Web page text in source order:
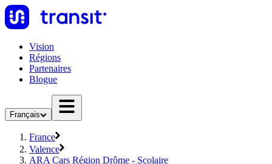
Vision
Régions
Partenaires
Blogue
Français
France
Valence
ARA Cars Région Drôme - Scolaire